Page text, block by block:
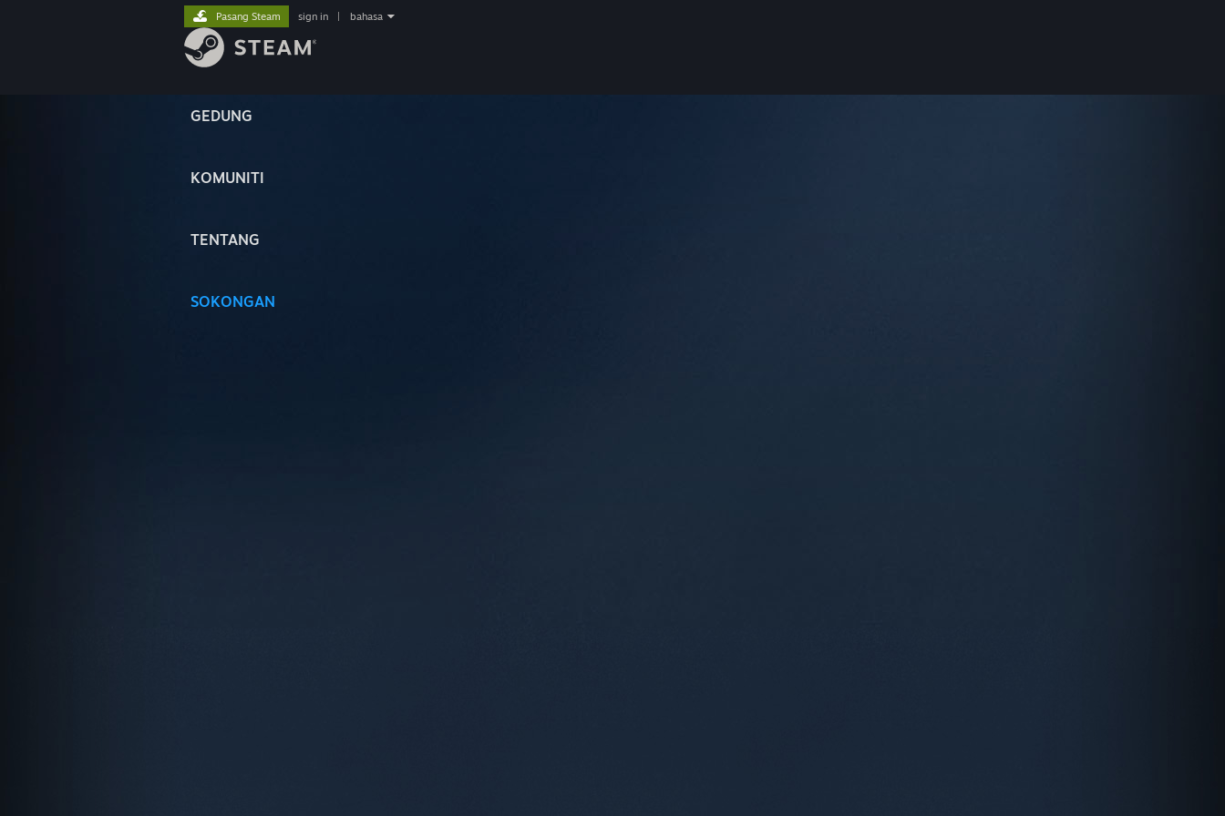
GEDUNG
KOMUNITI
TENTANG
SOKONGAN
Pasang Steam sign in bahasa